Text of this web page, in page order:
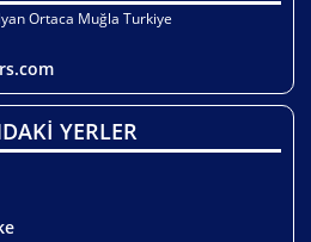
Ortaca Muğla Turkiye
YERLER